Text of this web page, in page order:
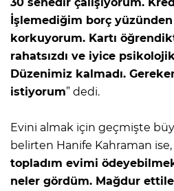
İşlemediğim borç
korkuyorum. Kartı
rahatsızdı ve iyice
Düzenimiz kalmadı.
istiyorum” dedi.
Evini almak için geçmişte
belirten Hanife Kahraman ise,
topladım evimi
neler gördüm. Mağdur